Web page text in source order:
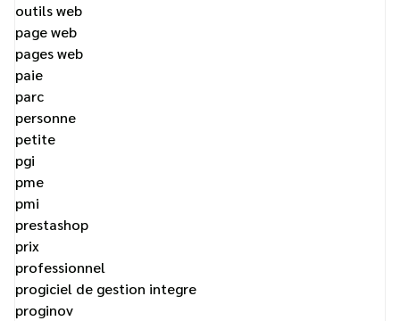
outils web
page web
pages web
paie
parc
personne
petite
pgi
pme
pmi
prestashop
prix
professionnel
progiciel de gestion integre
proginov